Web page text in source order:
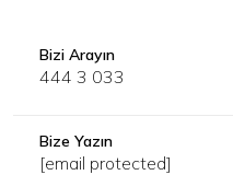
Bizi Arayın
444 3 033
Bize Yazın
[email protected]